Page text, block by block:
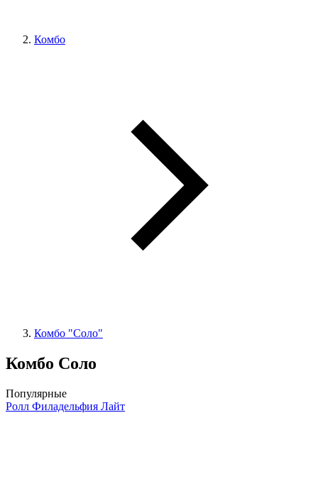
Комбо
Комбо "Соло"
Комбо Соло
Популярные
Ролл Филадельфия Лайт